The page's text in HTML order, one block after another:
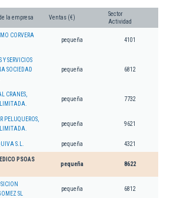
la empresa Ventas (€)
Sector
Actividad
CORVERA
pequeña 4101
Y SERVICIOS
SOCIEDAD
pequeña 6812
CRANES,
pequeña 7732
PELUQUEROS,
pequeña 9621
S.L. pequeña 4321
PSOAS
pequeña 8622
SL
pequeña 6812